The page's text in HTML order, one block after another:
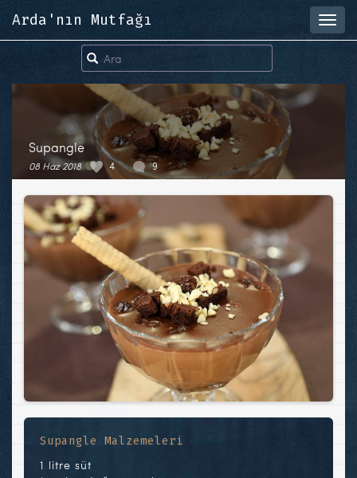
Arda'nın Mutfağı
Supangle
08 Haz 2018 4 9
Supangle Malzemeleri
1 litre süt